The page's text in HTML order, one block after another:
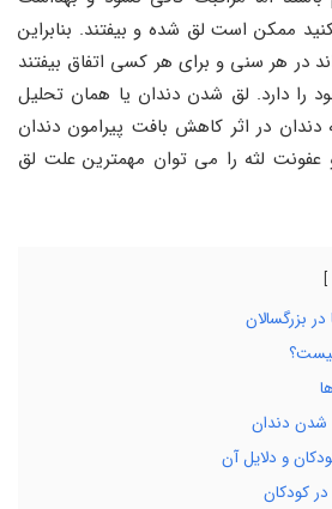
ممکن است لق شده و بیفتند. بنابراین
در هر سنی و برای هر کسی اتفاق بیفتند
را دارد. لق شدن دندان یا همان تحلیل
در اثر کاهش بافت پیرامون دندان
عفونت لثه را می‌ توان مهمترین علت لق
بزرگسالان
شدن دندان
و دلایل آن
کودکان